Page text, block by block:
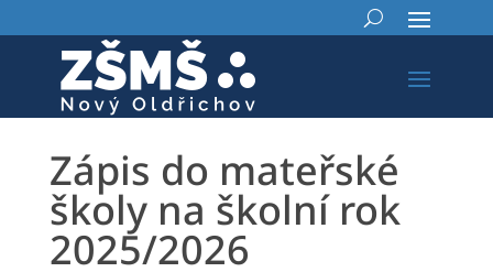
Zápis do mateřské
školy na školní rok
2025/2026